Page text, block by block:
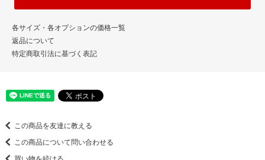
各サイズ・各オプションの価格一覧
返品について
特定商取引法に基づく表記
この商品を友達に教える
この商品について問い合わせる